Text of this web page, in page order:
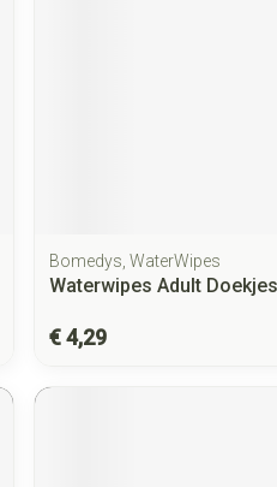
Bomedys, WaterWipes
Waterwipes Adult
€ 4,29